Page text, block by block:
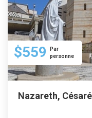
$559
Par
personne
Nazareth,